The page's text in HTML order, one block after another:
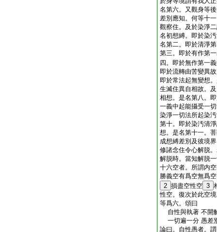
名第六。又觀身等
差別應知。何等十
觀察住。及於染淨
名初想縛。即於染
名第二。即於清淨
第三。即於有作第
四。即於無作第一
即於流轉由苦變異
即於常法起無變想
生滅住異自相故。
相想。是名第八。
一義中起能攝受一
染淨一切法所起染
第十。即於染汚清
想。是名第十一。
成想縛差別及彼境
修諸念住令心解脱
解脱時。當知解脱
十六空者。所謂内
勝義空有爲空無爲
2 損盡空性空 3
性空。復次於此空
等爲六。頌曰
自性與執著 不開
一切遍一分 愚差
論曰。自性愚者。